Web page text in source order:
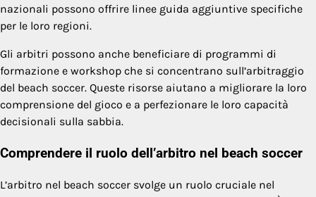
nazionali possono offrire linee guida aggiuntive specifiche
per le loro regioni.
Gli arbitri possono anche beneficiare di programmi di
formazione e workshop che si concentrano sull’arbitraggio
del beach soccer. Queste risorse aiutano a migliorare la loro
comprensione del gioco e a perfezionare le loro capacità
decisionali sulla sabbia.
Comprendere il ruolo dell’arbitro nel beach soccer
L’arbitro nel beach soccer svolge un ruolo cruciale nel